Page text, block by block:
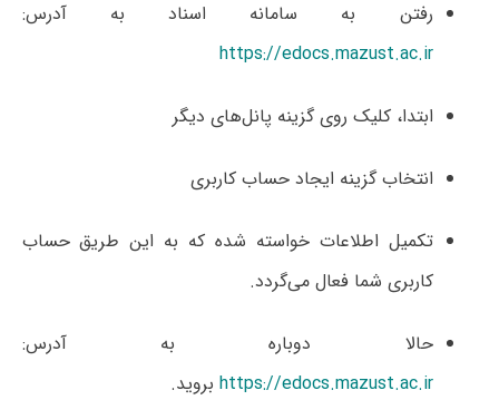
رفتن به سامانه اسناد به آدرس:
https://edocs.mazust.ac.ir
ابتدا، کلیک روی گزینه پانل‌های دیگر
انتخاب گزینه ایجاد حساب کاربری
تکمیل اطلاعات خواسته شده که به این طریق حساب
کاربری شما فعال می‌گردد.
حالا دوباره به آدرس:
https://edocs.mazust.ac.ir بروید.